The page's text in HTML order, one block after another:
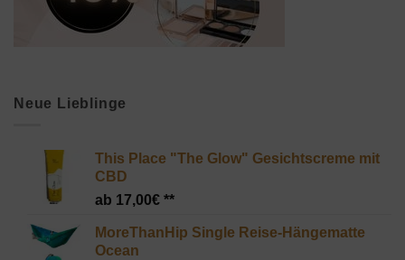
Neue Lieblinge
This Place "The Glow" Gesichtscreme mit
CBD
17,00€
MoreThanHip Single Reise-Hängematte
Ocean